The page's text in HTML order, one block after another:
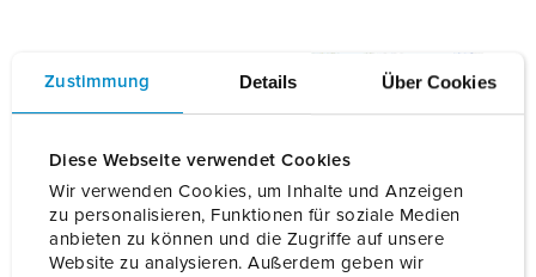
Zustimmung Details Über Cookies
Diese Webseite verwendet Cookies
Wir verwenden Cookies, um Inhalte und Anzeigen
zu personalisieren, Funktionen für soziale Medien
anbieten zu können und die Zugriffe auf unsere
Website zu analysieren. Außerdem geben wir